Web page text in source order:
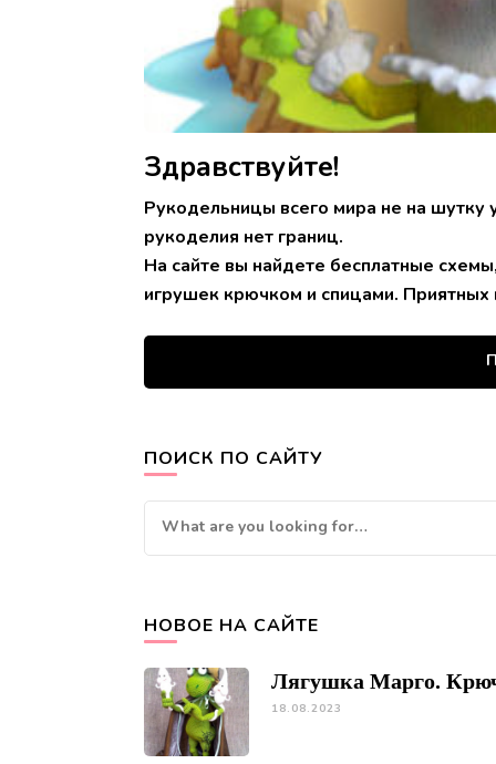
Здравствуйте!
Рукодельницы всего мира не на шутку
рукоделия нет границ.
На сайте вы найдете бесплатные
игрушек крючком и спицами. Приятных
ПОИСК ПО САЙТУ
Looking
for
НОВОЕ НА САЙТЕ
Лягушка Марго.
18.08.2023